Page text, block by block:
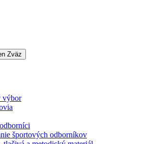
Zväz
výbor
športových odborníkov